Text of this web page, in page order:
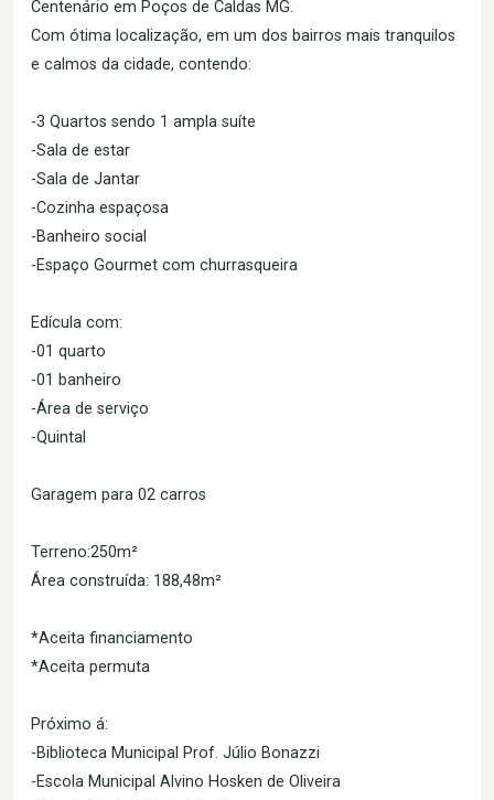
Centenário em Poços de Caldas MG.
Com ótima localização, em um dos bairros mais tranquilos
e calmos da cidade, contendo:
-3 Quartos sendo 1 ampla suíte
-Sala de estar
-Sala de Jantar
-Cozinha espaçosa
-Banheiro social
-Espaço Gourmet com churrasqueira
Edícula com:
-01 quarto
-01 banheiro
-Área de serviço
-Quintal
Garagem para 02 carros
Terreno:250m²
Área construída: 188,48m²
*Aceita financiamento
*Aceita permuta
Próximo á:
-Biblioteca Municipal Prof. Júlio Bonazzi
-Escola Municipal Alvino Hosken de Oliveira